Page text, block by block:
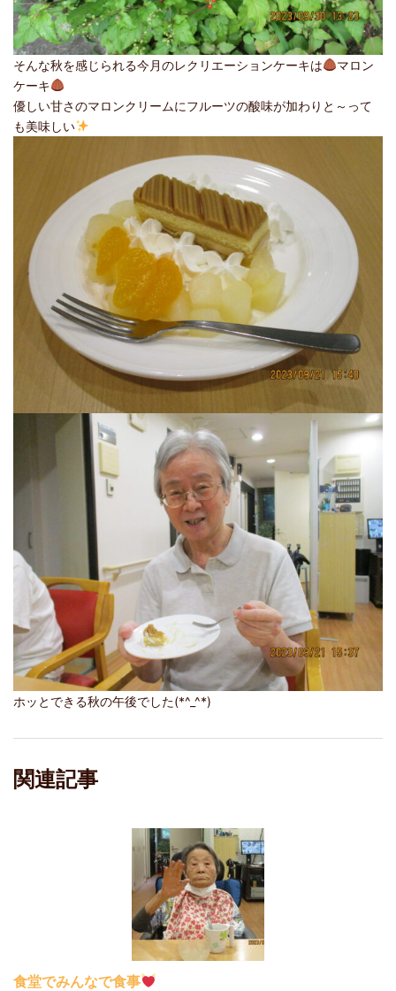
そんな秋を感じられる今月のレクリエーションケーキは
マロン
ケーキ
優しい甘さのマロンクリームにフルーツの酸味が加わりと～って
も美味しい
ホッとできる秋の午後でした(*^_^*)
関連記事
食堂でみんなで食事